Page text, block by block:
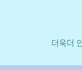
더욱더